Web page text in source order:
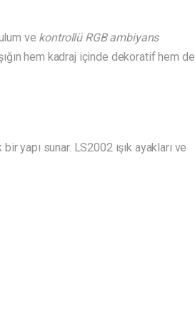
ve kontrollü RGB ambiyans
hem kadraj içinde dekoratif hem de
yapı sunar. LS2002 ışık ayakları ve